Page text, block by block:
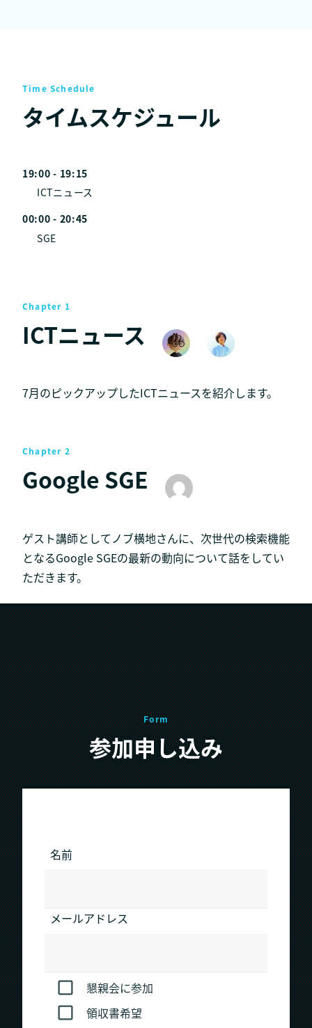
Time Schedule
タイムスケジュール
19:00 - 19:15
ICTニュース
00:00 - 20:45
SGE
Chapter 1
ICTニュース
7月のピックアップしたICTニュースを紹介します。
Chapter 2
Google SGE
ゲスト講師としてノブ横地さんに、次世代の検索機能
となるGoogle SGEの最新の動向について話をしてい
ただきます。
Form
参加申し込み
名前
メールアドレス
懇親会に参加
領収書希望